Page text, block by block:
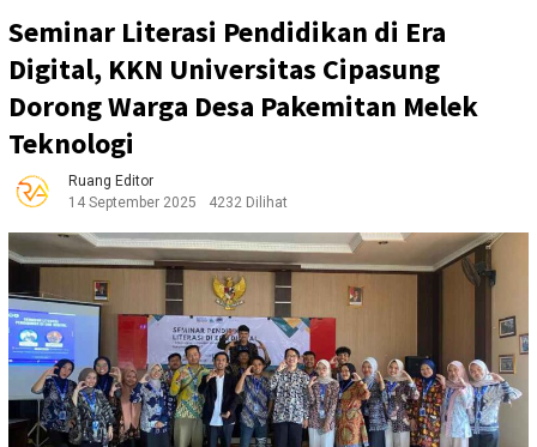
Seminar Literasi Pendidikan di Era
Digital, KKN Universitas Cipasung
Dorong Warga Desa Pakemitan Melek
Teknologi
Ruang Editor
14 September 2025
4232 Dilihat